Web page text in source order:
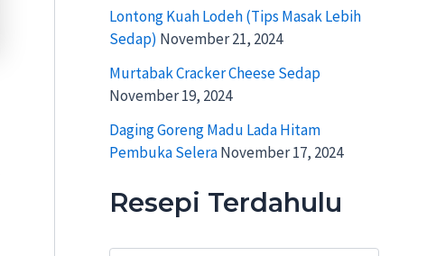
Lontong Kuah Lodeh (Tips Masak Lebih
Sedap) November 21, 2024
Murtabak Cracker Cheese Sedap
November 19, 2024
Daging Goreng Madu Lada Hitam
Pembuka SeleraNovember 17, 2024
Resepi Terdahulu